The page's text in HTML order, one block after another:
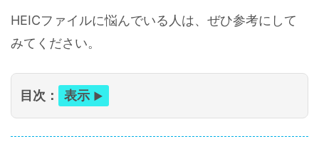
HEICファイルに悩んでいる人は、ぜひ参考にして
みてください。
目次： 表示